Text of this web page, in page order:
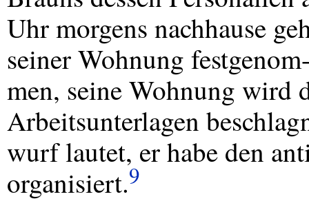
Uhr morgens nachhause
seiner Wohnung
men, seine Wohnung wird
Arbeitsunterlagen
wurf lautet, er habe den
organisiert.9